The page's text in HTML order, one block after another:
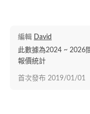
編輯 David
此數據為2024 ~ 2026
報價統計
首次發布 2019/01/01